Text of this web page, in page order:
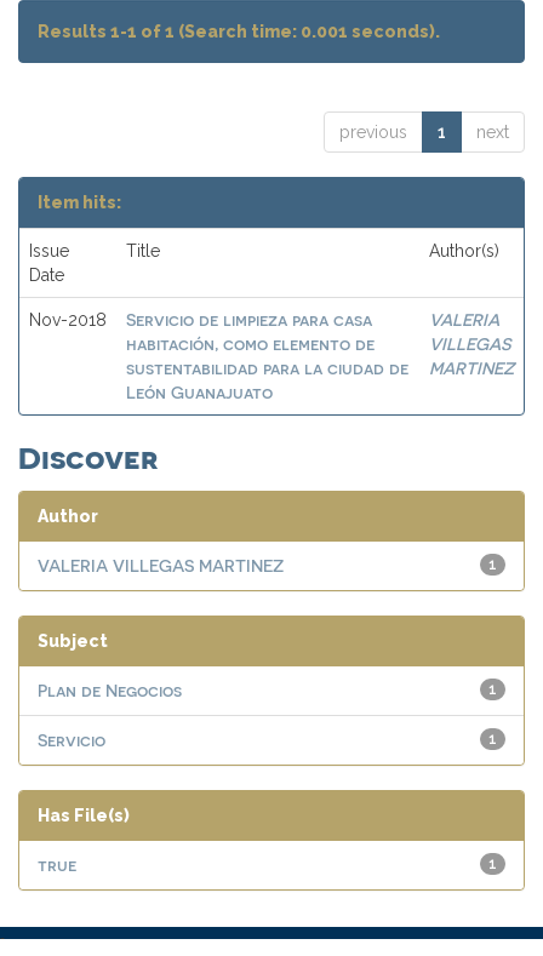
Results 1-1 of 1 (Search time: 0.001 seconds).
previous 1 next
Item hits:
Issue
Date
Title Author(s)
Nov-2018
Servicio de limpieza para casa
habitación, como elemento de
sustentabilidad para la ciudad de
León Guanajuato
VALERIA
VILLEGAS
MARTINEZ
Discover
Author
1
VALERIA VILLEGAS MARTINEZ
Subject
1
Plan de Negocios
1
Servicio
Has File(s)
1
true